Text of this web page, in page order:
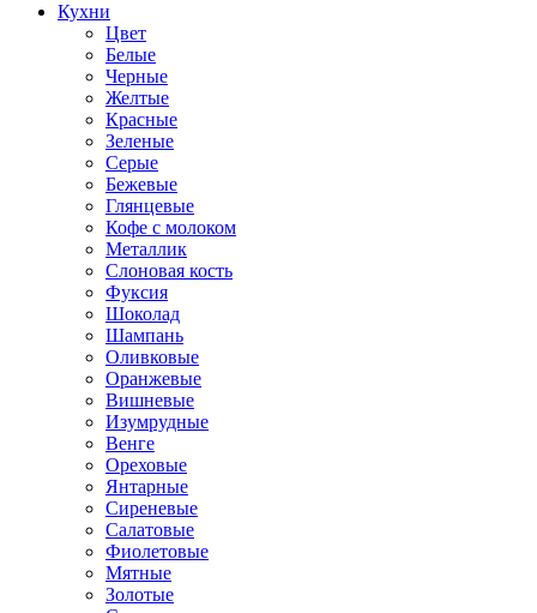
Кухни
Цвет
Белые
Черные
Желтые
Красные
Зеленые
Серые
Бежевые
Глянцевые
Кофе с молоком
Металлик
Слоновая кость
Фуксия
Шоколад
Шампань
Оливковые
Оранжевые
Вишневые
Изумрудные
Венге
Ореховые
Янтарные
Сиреневые
Салатовые
Фиолетовые
Мятные
Золотые